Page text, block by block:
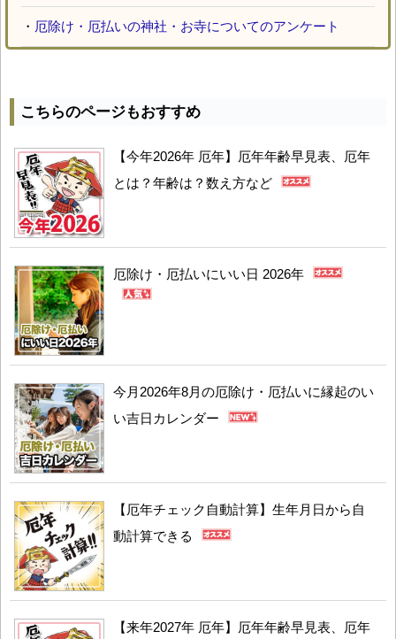
・ 厄除け・厄払いの神社・お寺についてのアンケート
こちらのページもおすすめ
【今年2026年 厄年】厄年年齢早見表、厄年
とは？年齢は？数え方など
厄除け・厄払いにいい日 2026年
今月2026年8月の厄除け・厄払いに縁起のい
い吉日カレンダー
【厄年チェック自動計算】生年月日から自
動計算できる
【来年2027年 厄年】厄年年齢早見表、厄年